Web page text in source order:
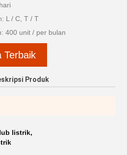
L / C, T / T
400 unit / per bulan
Terbaik
Produk
listrik,